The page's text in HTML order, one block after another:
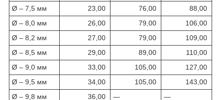
Ø – 7,5 мм
23,00 76,00
88,00
Ø – 8,0 мм
26,00 79,00
106,00
Ø – 8,2 мм
27,00 79,00
109,00
Ø – 8,5 мм
29,00 89,00
110,00
Ø – 9,0 мм
33,00 105,00
127,00
Ø – 9,5 мм
34,00 105,00
143,00
Ø – 9,8 мм
36,00 —
—